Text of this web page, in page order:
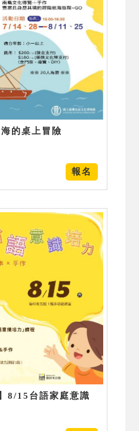
的桌上冒險
報名
8/15台語家庭意識